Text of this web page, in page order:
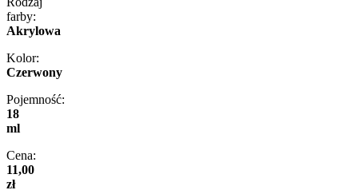
farby:
Akrylowa
Kolor:
Czerwony
Pojemność:
18
ml
Cena:
11,00
zł